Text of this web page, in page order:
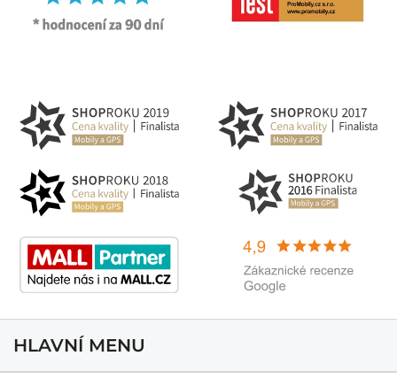
HLAVNÍ MENU